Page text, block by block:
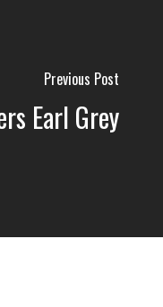
Previous Post
Earl Grey